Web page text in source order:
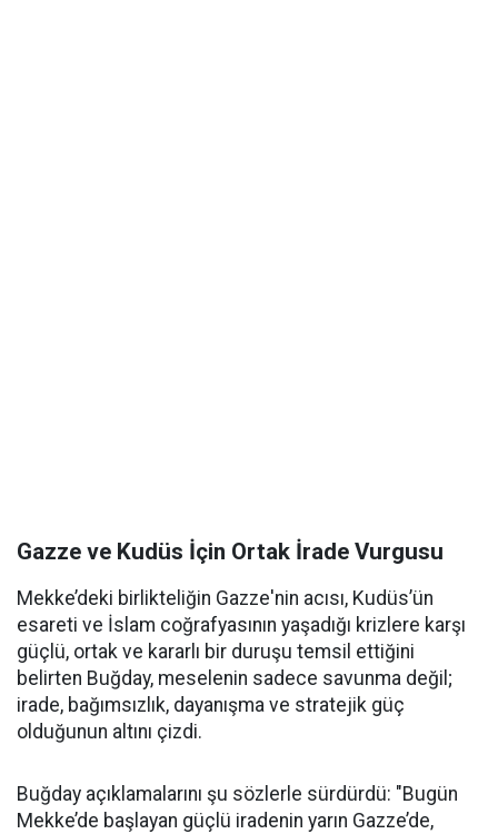
Gazze ve Kudüs İçin Ortak İrade Vurgusu
Mekke’deki birlikteliğin Gazze'nin acısı, Kudüs’ün
esareti ve İslam coğrafyasının yaşadığı krizlere karşı
güçlü, ortak ve kararlı bir duruşu temsil ettiğini
belirten Buğday, meselenin sadece savunma değil;
irade, bağımsızlık, dayanışma ve stratejik güç
olduğunun altını çizdi.
Buğday açıklamalarını şu sözlerle sürdürdü: "Bugün
Mekke’de başlayan güçlü iradenin yarın Gazze’de,